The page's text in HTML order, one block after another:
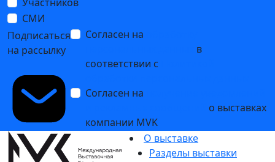
СМИ
Подписаться
на рассылку
Согласен на
в
соответствии с
Согласен на
о выставках
компании MVK
О выставке
Разделы выставки